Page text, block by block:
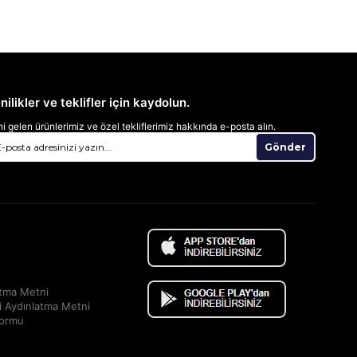
ve teklifler için kaydolun.
gelen ürünlerimiz ve özel tekliflerimiz hakkında e-posta alın.
Gönder
Metni
Metni